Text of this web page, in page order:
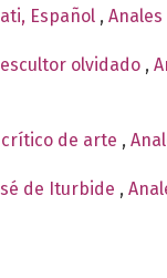
Español ,
olvidado ,
de arte ,
de Iturbide ,